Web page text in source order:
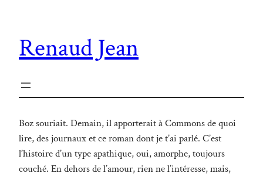
Renaud Jean
Boz souriait. Demain, il apporterait à Commons de quoi
lire, des journaux et ce roman dont je t’ai parlé. C’est
l’histoire d’un type apathique, oui, amorphe, toujours
couché. En dehors de l’amour, rien ne l’intéresse, mais,